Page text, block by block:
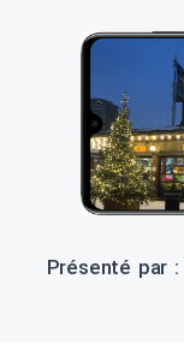
Présenté par